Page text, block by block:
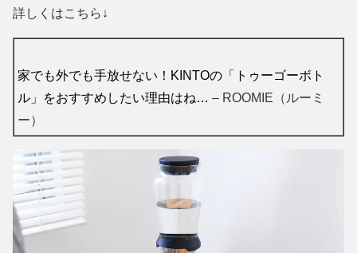
詳しくはこちら↓
家でも外でも手放せない！KINTOの「トゥーゴーボト
ル」をおすすめしたい理由はね… – ROOMIE（ルーミ
ー）